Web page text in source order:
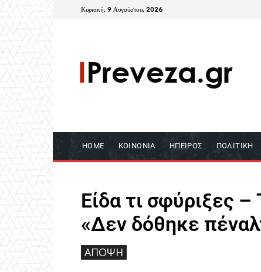
Κυριακή, 9 Αυγούστου, 2026
HOME ΚΟΙΝΩΝΊΑ ΉΠΕΙΡΟΣ ΠΟΛΙΤΙΚΉ
Είδα τι σφύριξες
«Δεν δόθηκε
ΆΠΟΨΗ